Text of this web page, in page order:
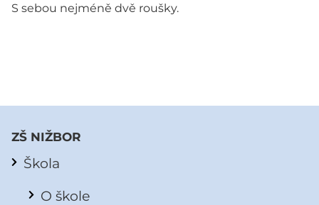
S sebou nejméně dvě roušky.
ZŠ NIŽBOR
Škola
O škole